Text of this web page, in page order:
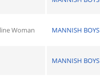
Woman MANNISH BOYS
MANNISH BOYS